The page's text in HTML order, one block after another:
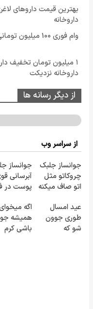
داروخانه‌
وام فوری 100 میلیون تومانی خرید طلا (بدون ضامن)
۱ میلیون تومان تخفیف
داروخانه نزدیکت
از دیگر رسانه ها
از سراسر وب
جوانساز جلبک
چروکاتو مثل
اتو صاف میکنه
جوانساز
آبرسانی
پوست در
عید امسال
طوری جوون
شو که
اگه
همیشه
باشی کرم